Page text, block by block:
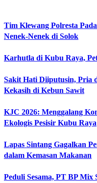
Tim Klewang Polresta
Nenek-Nenek di Solok
Karhutla di Kubu Raya,
Sakit Hati Diiputusin, Pria
Kekasih di Kebun Sawit
KJC 2026: Menggalang
Ekologis Pesisir Kubu Raya
Lapas Sintang Gagalkan
dalam Kemasan Makanan
Peduli Sesama, PT BP